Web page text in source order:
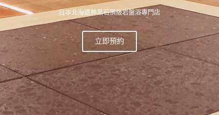
日本北海道神黑石頂級岩盤浴專門店
立即預約